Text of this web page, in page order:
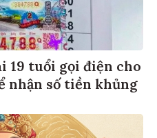
19 tuổi gọi điện cho
nhận số tiền khủng